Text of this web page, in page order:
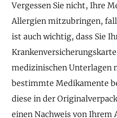
Vergessen Sie nicht, Ihre
Allergien mitzubringen,
ist auch wichtig, dass Sie
medizinischen Unterlagen
bestimmte Medikamente
diese in der
einen Nachweis von Ihrem